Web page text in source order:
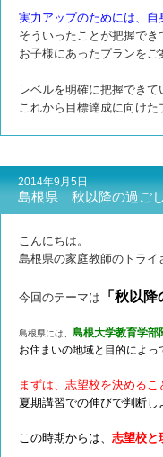
実力アップのためには、
そういったことが把握でき
お子様にあったプランをご
レベルを明確に把握でき
これから目標達成に向けた
2014年9月5日
島根県 秋以降の過ご
こんにちは。
島根県の家庭教師のトライ
今回のテーマは 「秋以
島根県には、 島根大学教育学部
お住まいの地域と目的によっ
まずは、志望校を決める
夏期講習での伸びで判断
この時期からは、 志望校と